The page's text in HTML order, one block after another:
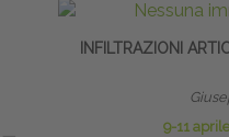
INFILTRAZIONI
9-11